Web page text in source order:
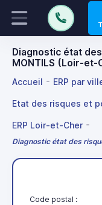
Diagnostic état
MONTILS (Loir-et-
Accueil ERP par
Etat des risques et
ERP Loir-et-Cher
Diagnostic état des
Code postal :